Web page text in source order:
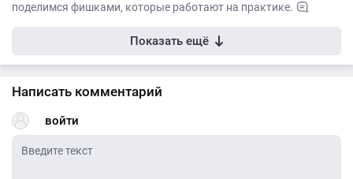
поделимся фишками, которые работают на практике.
Показать ещё
Написать комментарий
войти